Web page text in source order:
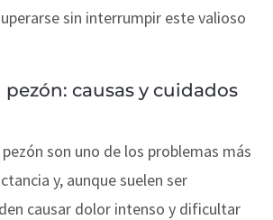
sin interrumpir este valioso
pezón: causas y cuidados
son uno de los problemas más
y, aunque suelen ser
causar dolor intenso y dificultar